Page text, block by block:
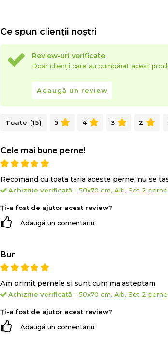
Ce spun clienții noștri
Review-uri verificate
Doar clienții care au cumpărat acest
Adaugă un review
Toate (15) 5 4 3 2
Cele mai bune perne!
Recomand cu toata taria aceste perne, nu se
Achiziție verificată -50x70 cm, Alb, Set 2 perne
Ți-a fost de ajutor acest review?
Adaugă un comentariu
Bun
Am primit pernele si sunt cum ma asteptam
Achiziție verificată -50x70 cm, Alb, Set 2 perne
Ți-a fost de ajutor acest review?
Adaugă un comentariu